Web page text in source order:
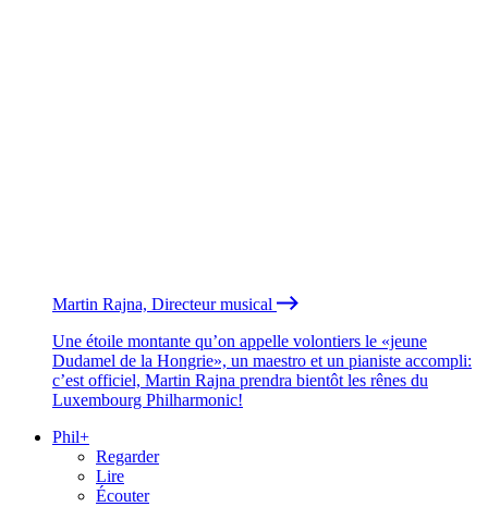
Martin Rajna, Directeur musical
Une étoile montante qu’on appelle volontiers le «jeune
Dudamel de la Hongrie», un maestro et un pianiste accompli:
c’est officiel, Martin Rajna prendra bientôt les rênes du
Luxembourg Philharmonic!
Phil+
Regarder
Lire
Écouter